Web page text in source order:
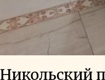
Никольский